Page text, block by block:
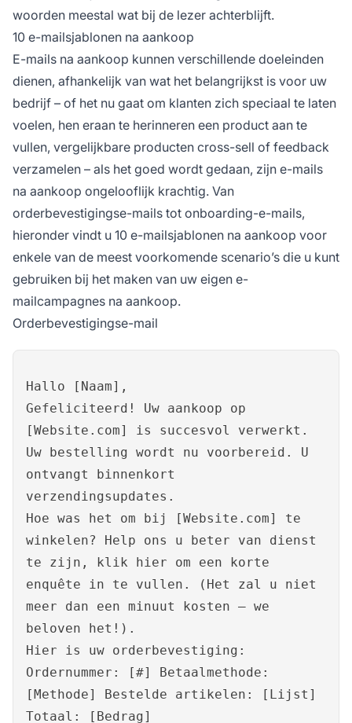
woorden meestal wat bij de lezer achterblijft.
10 e-mailsjablonen na aankoop
E-mails na aankoop kunnen verschillende doeleinden
dienen, afhankelijk van wat het belangrijkst is voor uw
bedrijf – of het nu gaat om klanten zich speciaal te laten
voelen, hen eraan te herinneren een product aan te
vullen, vergelijkbare producten cross-sell of feedback
verzamelen – als het goed wordt gedaan, zijn e-mails
na aankoop ongelooflijk krachtig. Van
orderbevestigingse-mails tot onboarding-e-mails,
hieronder vindt u 10 e-mailsjablonen na aankoop voor
enkele van de meest voorkomende scenario’s die u kunt
gebruiken bij het maken van uw eigen e-
mailcampagnes na aankoop.
Orderbevestigingse-mail
Hallo [Naam],
Gefeliciteerd! Uw aankoop op
[Website.com] is succesvol verwerkt.
Uw bestelling wordt nu voorbereid. U
ontvangt binnenkort
verzendingsupdates.
Hoe was het om bij [Website.com] te
winkelen? Help ons u beter van dienst
te zijn, klik hier om een korte
enquête in te vullen. (Het zal u niet
meer dan een minuut kosten – we
beloven het!).
Hier is uw orderbevestiging:
Ordernummer: [#] Betaalmethode:
[Methode] Bestelde artikelen: [Lijst]
Totaal: [Bedrag]